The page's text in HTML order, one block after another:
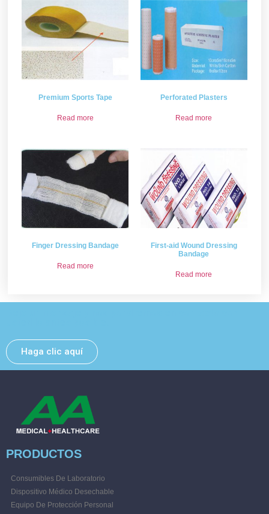
Premium Sports Tape
Read more
Perforated Plasters
Read more
Finger Dressing Bandage
Read more
First-aid Wound Dressing
Bandage
Read more
Haga clic aquí
PRODUCTOS
Consumibles De Laboratorio
Dispositivo Médico Desechable
Equipo De Protección Personal